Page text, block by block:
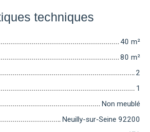
techniques
40 m²
80 m²
2
1
Non meublé
Neuilly-sur-Seine 92200